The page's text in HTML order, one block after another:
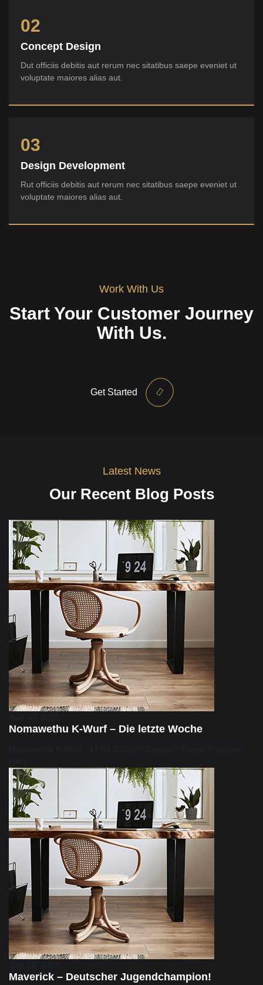
02
Concept Design
Dut officiis debitis aut rerum nec sitatibus saepe eveniet ut
voluptate maiores alias aut.
03
Design Development
Rut officiis debitis aut rerum nec sitatibus saepe eveniet ut
voluptate maiores alias aut.
Work With Us
Start Your Customer Journey
With Us.
Get Started
Latest News
Our Recent Blog Posts
Nomawethu K-Wurf – Die letzte Woche
Maverick – Deutscher Jugendchampion!